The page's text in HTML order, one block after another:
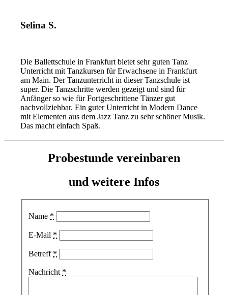
Selina S.
Die Ballettschule in Frankfurt bietet sehr guten Tanz
Unterricht mit Tanzkursen für Erwachsene in Frankfurt
am Main. Der Tanzunterricht in dieser Tanzschule ist
super. Die Tanzschritte werden gezeigt und sind für
Anfänger so wie für Fortgeschrittene Tänzer gut
nachvollziehbar. Ein guter Unterricht in Modern Dance
mit Elementen aus dem Jazz Tanz zu sehr schöner Musik.
Das macht einfach Spaß.
Probestunde vereinbaren
und weitere Infos
Name *
E-Mail *
Betreff *
Nachricht *